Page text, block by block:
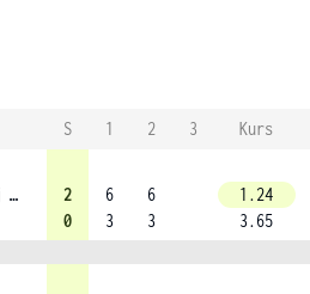
S 1 2 3
Kurs
Krywoj (3)
2
0
6
3
6
3
1.24
3.65